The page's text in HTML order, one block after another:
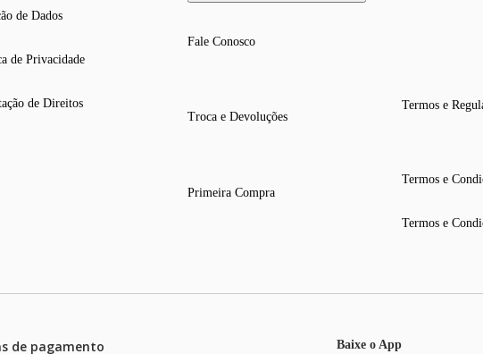
de Dados
de Privacidade
de Direitos
Fale Conosco
Troca e Devoluções
Primeira Compra
Termos e
Termos e
Termos e
de pagamento Baixe o App